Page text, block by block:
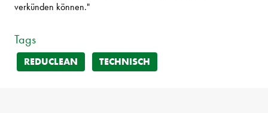
verkünden können."
Tags
REDUCLEAN TECHNISCH